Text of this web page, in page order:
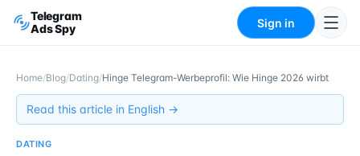
Telegram
Ads Spy
Sign in
Home/Blog/Dating/Hinge Telegram-Werbeprofil: Wie Hinge 2026 wirbt
Read this article in English →
DATING